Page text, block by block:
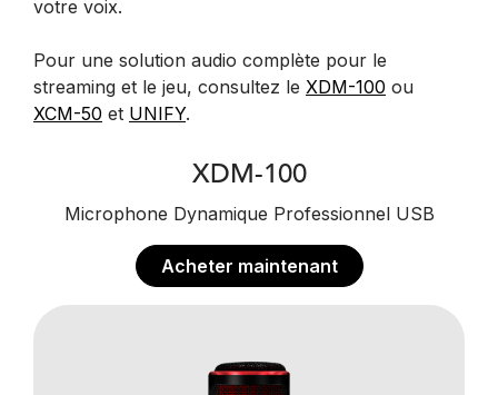
votre voix.
Pour une solution audio complète pour le
streaming et le jeu, consultez le XDM-100 ou
XCM-50 et UNIFY.
XDM-100
Microphone Dynamique Professionnel USB
Acheter maintenant